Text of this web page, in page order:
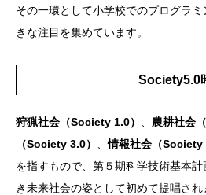
その一環として小学校でのプログラ
きな注目を集めています。
Society5.0
狩猟社会（Society 1.0） 農耕社会
（Society 3.0）
、情報社会（Society
を指すもので、第５期科学技術基本
き未来社会の姿として初めて提唱され